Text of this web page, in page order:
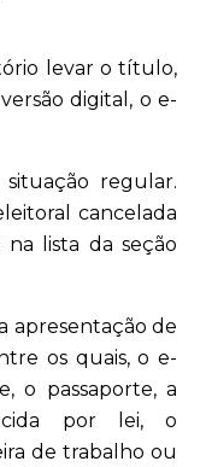
levar o título,
digital, o e-
regular.
cancelada
lista da seção
apresentação de
os quais, o e-
o passaporte, a
por lei, o
de trabalho ou